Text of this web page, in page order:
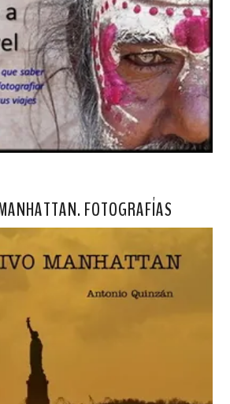
FOTOGRAFÍAS